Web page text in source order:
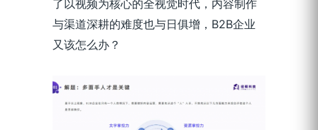
了以视频为核心的全视觉时代，内容制作
与渠道深耕的难度也与日俱增，B2B企业
又该怎么办？